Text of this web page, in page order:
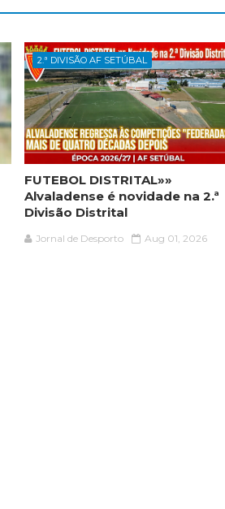
2.ª DIVISÃO AF SETÚBAL
FUTEBOL DISTRITAL»»
Alvaladense é novidade na 2.ª
Divisão Distrital
Jornal de Desporto Aug 01, 2026